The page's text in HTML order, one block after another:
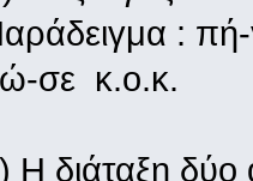
:
σε κ.ο.κ.
Η διάταξη